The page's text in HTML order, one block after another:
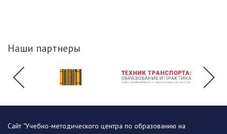
Наши партнеры
Сайт "Учебно-методического центра по образованию на